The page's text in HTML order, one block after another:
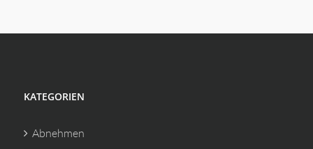
KATEGORIEN
Abnehmen